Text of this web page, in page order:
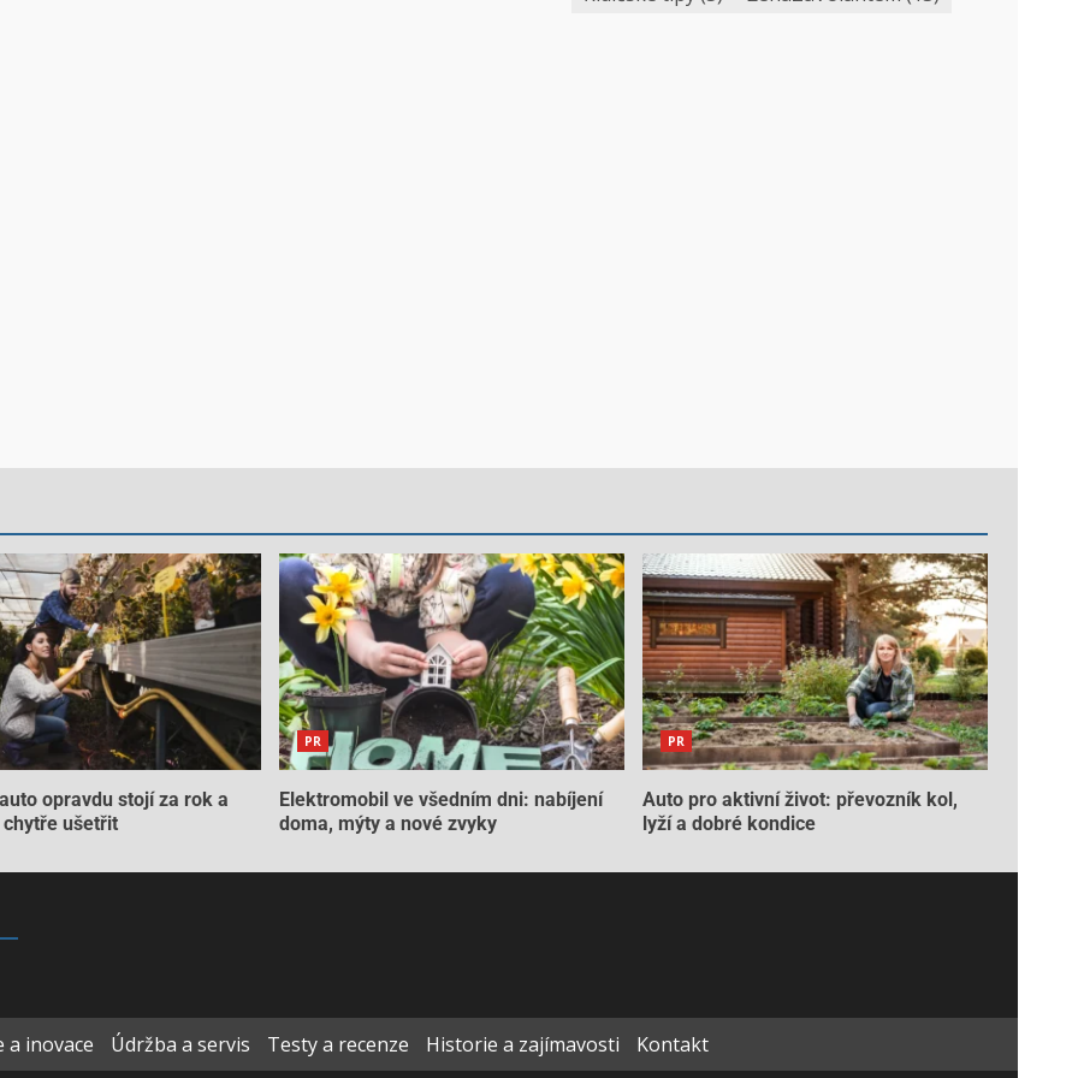
opravdu stojí za rok a
chytře ušetřit
PR
Elektromobil ve všedním dni: nabíjení
doma, mýty a nové zvyky
PR
Auto pro aktivní život: převozník kol,
lyží a dobré kondice
a inovace Údržba a servis Testy a recenze Historie a zajímavosti Kontakt